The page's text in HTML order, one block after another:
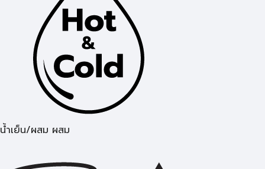
น้ำเย็น/ผสม ผสม